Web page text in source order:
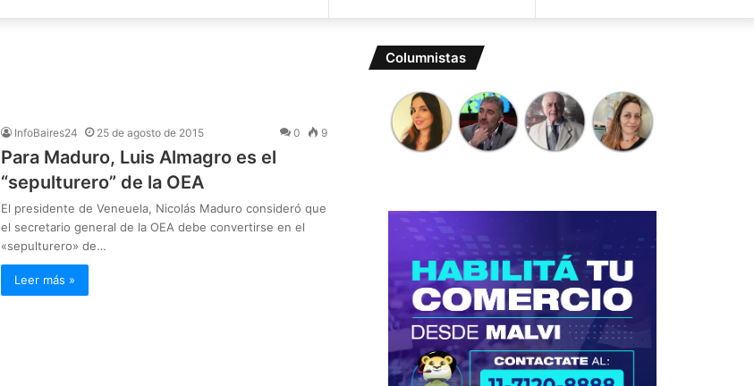
InfoBaires24 25 de agosto de 2015 0 9
Para Maduro, Luis Almagro es el
“sepulturero” de la OEA
El presidente de Veneuela, Nicolás Maduro consideró que
el secretario general de la OEA debe convertirse en el
«sepulturero» de…
Leer más »
Columnistas